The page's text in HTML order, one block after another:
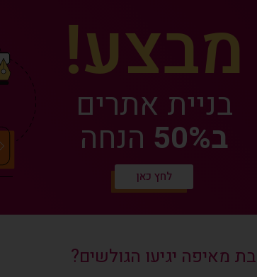
מבצע!
בניית אתרים
ב50% הנחה
לחץ כאן
מאיפה יגיעו הגולשים?